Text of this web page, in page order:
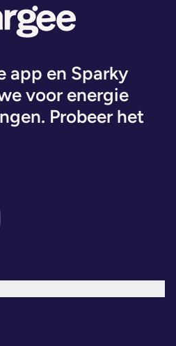
app en Sparky
voor energie
Probeer het